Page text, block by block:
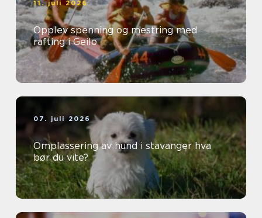
11. juli 2026
Opplev spenning og mestring med
rafting i Geilo
07. juli 2026
Omplassering av hund i stavanger hva
bør du vite?